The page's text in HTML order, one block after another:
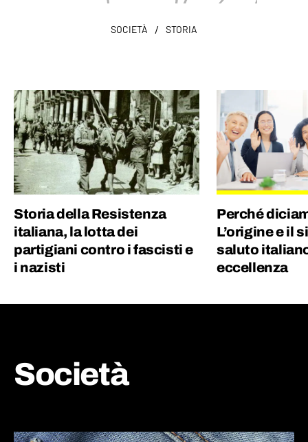
SOCIETÀ / STORIA
Storia della Resistenza
italiana, la lotta dei
partigiani contro i fascisti e
i nazisti
Perché
L’origine e il
saluto
eccellenza
Società